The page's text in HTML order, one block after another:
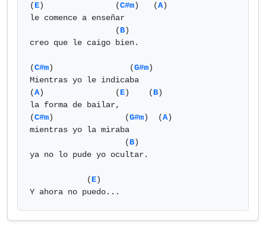
(E)               (C#m)   (A)
le comence a enseñar
                  (
B)
creo que le caigo bien.
(C#m)                (G#m)
Mientras yo le indicaba
(A)               (E)    (B)
la forma de bailar,
(C#m)               (G#m)  (A)
mientras yo la miraba
                    (
B)
ya no lo pude yo ocultar.
            (
E)
Y ahora no puedo...